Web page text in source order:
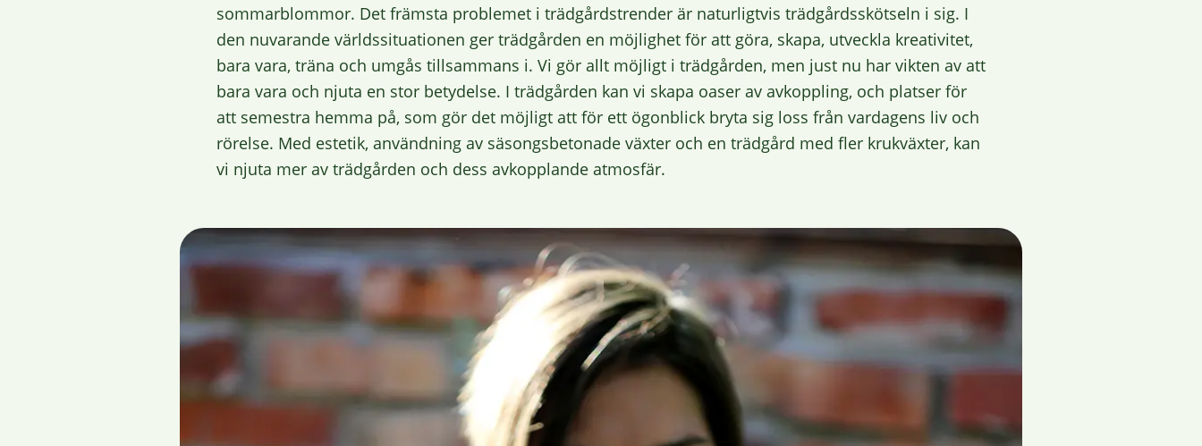
sommarblommor. Det främsta problemet i trädgårdstrender är naturligtvis trädgårdsskötseln i sig. I
den nuvarande världssituationen ger trädgården en möjlighet för att göra, skapa, utveckla kreativitet,
bara vara, träna och umgås tillsammans i. Vi gör allt möjligt i trädgården, men just nu har vikten av att
bara vara och njuta en stor betydelse. I trädgården kan vi skapa oaser av avkoppling, och platser för
att semestra hemma på, som gör det möjligt att för ett ögonblick bryta sig loss från vardagens liv och
rörelse. Med estetik, användning av säsongsbetonade växter och en trädgård med fler krukväxter, kan
vi njuta mer av trädgården och dess avkopplande atmosfär.